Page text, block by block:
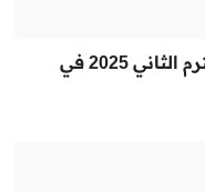
رابط نتيجة الصف الثالث الاعدادي الترم الثاني 2025 في